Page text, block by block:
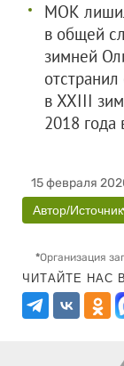
МОК
в общей
зимней
в XXIII
2018 года
15 февраля
Автор/Источник
*Организация
ЧИТАЙТЕ НАС